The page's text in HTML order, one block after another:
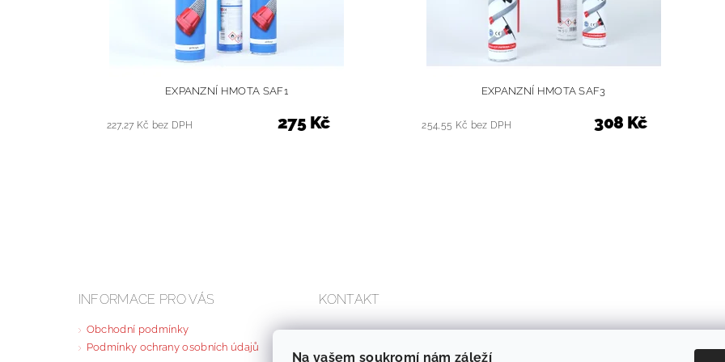
EXPANZNÍ HMOTA SAF1
227,27 Kč bez DPH 275 Kč
EXPANZNÍ HMOTA SAF3
254,55 Kč bez DPH 308 Kč
INFORMACE PRO VÁS
Obchodní podmínky
Podmínky ochrany osobních údajů
KONTAKT
Na vašem soukromí nám záleží